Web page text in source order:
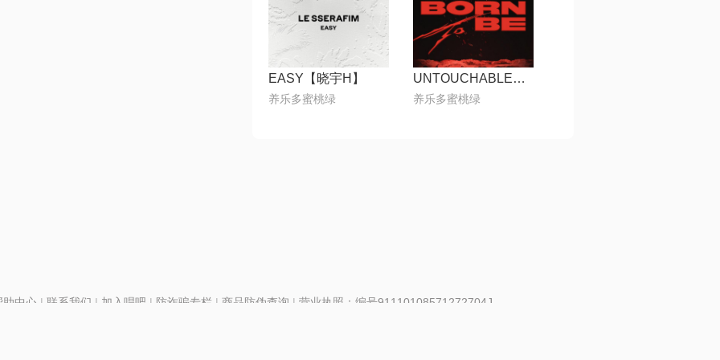
EASY【晓宇H】
养乐多蜜桃绿
UNTOUCHABLE【晓宇H】
养乐多蜜桃绿
助中心 | 联系我们 | 加入唱吧 | 防诈骗专栏 | 商品防伪查询 | 营业执照：编号91110108571272704J